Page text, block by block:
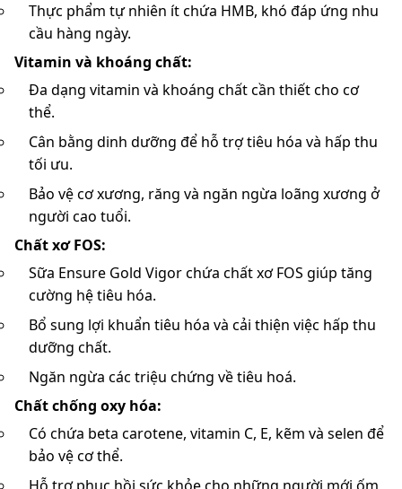
Thực phẩm tự nhiên ít chứa HMB, khó đáp ứng nhu
cầu hàng ngày.
Vitamin và khoáng chất:
Đa dạng vitamin và khoáng chất cần thiết cho cơ
thể.
Cân bằng dinh dưỡng để hỗ trợ tiêu hóa và hấp thu
tối ưu.
Bảo vệ cơ xương, răng và ngăn ngừa loãng xương ở
người cao tuổi.
Chất xơ FOS:
Sữa Ensure Gold Vigor chứa chất xơ FOS giúp tăng
cường hệ tiêu hóa.
Bổ sung lợi khuẩn tiêu hóa và cải thiện việc hấp thu
dưỡng chất.
Ngăn ngừa các triệu chứng về tiêu hoá.
Chất chống oxy hóa:
Có chứa beta carotene, vitamin C, E, kẽm và selen để
bảo vệ cơ thể.